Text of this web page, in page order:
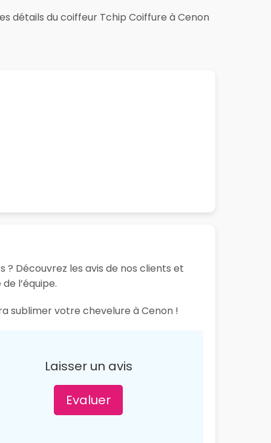
détails du coiffeur Tchip Coiffure à Cenon
? Découvrez les avis de nos clients et
l’équipe.
sublimer votre chevelure à Cenon !
Laisser un avis
Evaluer